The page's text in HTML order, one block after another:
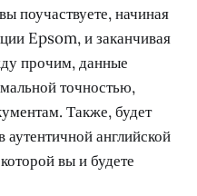
поучаствуете, начиная
Epsom, и заканчивая
прочим, данные
точностью,
Также, будет
английской
вы и будете